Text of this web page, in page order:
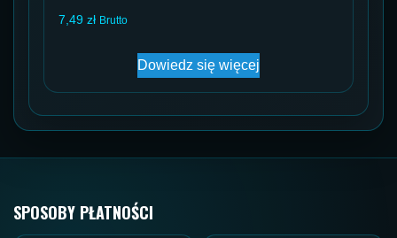
7,49 zł Brutto
Dowiedz się więcej
SPOSOBY PŁATNOŚCI